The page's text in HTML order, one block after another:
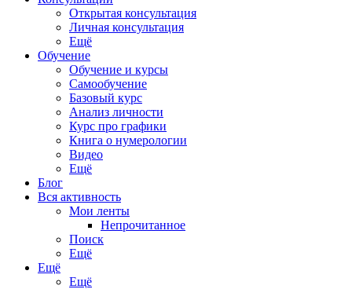
Открытая консультация
Личная консультация
Ещё
Обучение
Обучение и курсы
Самообучение
Базовый курс
Анализ личности
Курс про графики
Книга о нумерологии
Видео
Ещё
Блог
Вся активность
Мои ленты
Непрочитанное
Поиск
Ещё
Ещё
Ещё